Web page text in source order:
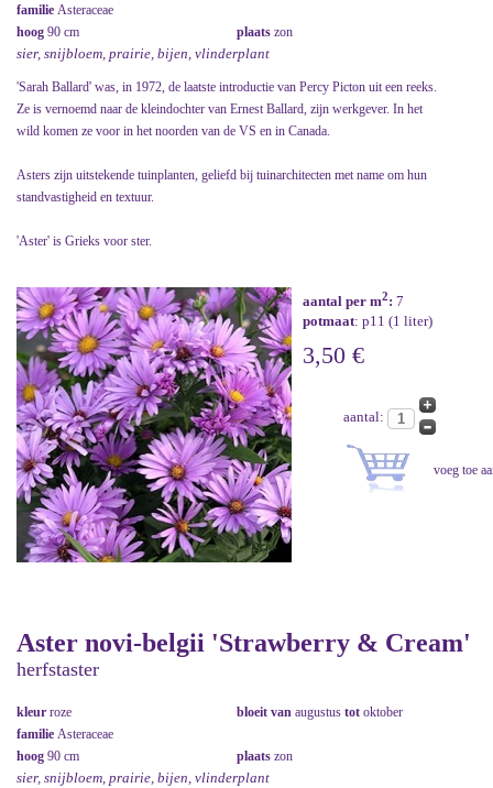
familie Asteraceae
hoog 90 cm plaats zon
sier, snijbloem, prairie, bijen, vlinderplant
'Sarah Ballard' was, in 1972, de laatste introductie van Percy Picton uit een reeks.
Ze is vernoemd naar de kleindochter van Ernest Ballard, zijn werkgever. In het
wild komen ze voor in het noorden van de VS en in Canada.
Asters zijn uitstekende tuinplanten, geliefd bij tuinarchitecten met name om hun
standvastigheid en textuur.
'Aster' is Grieks voor ster.
aantal per m2: 7
potmaat: p11 (1 liter)
3,50 €
aantal:
Aster novi-belgii 'Strawberry & Cream'
herfstaster
kleur roze bloeit van augustus tot oktober
familie Asteraceae
hoog 90 cm plaats zon
sier, snijbloem, prairie, bijen, vlinderplant